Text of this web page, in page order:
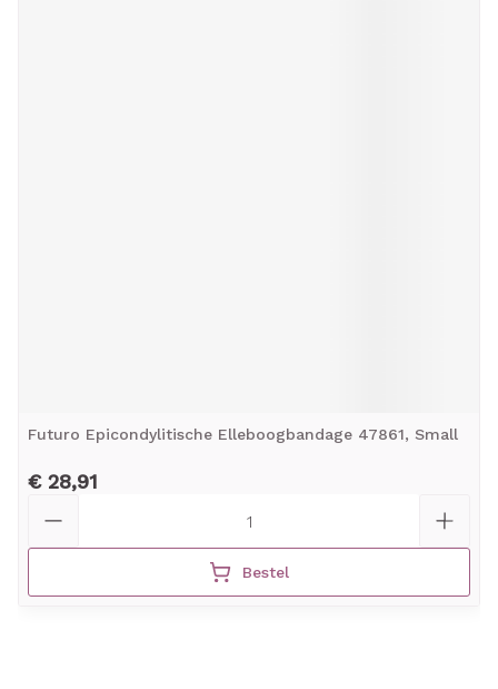
Futuro Epicondylitische Elleboogbandage 47861, Small
€ 28,91
Bestel